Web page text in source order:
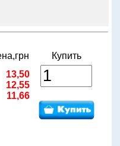
Купить
13,50
12,55
11,66